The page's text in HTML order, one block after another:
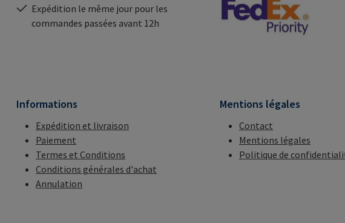
Expédition le même jour pour les
commandes passées avant 12h
Informations
Expédition et livraison
Paiement
Termes et Conditions
Conditions générales d'achat
Annulation
Mentions légales
Contact
Mentions légales
Politique de